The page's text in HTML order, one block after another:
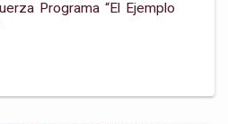
Programa “el Ejemplo